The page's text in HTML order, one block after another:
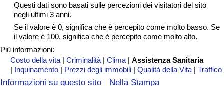
Questi dati sono basati sulle percezioni dei visitatori del sito
negli ultimi 3 anni.
Se il valore è 0, significa che è percepito come molto basso. Se
il valore è 100, significa che è percepito come molto alto.
Più informazioni:
Costo della vita |Criminalità |Clima |Assistenza Sanitaria
| Inquinamento | Prezzi degli immobili |Qualità della Vita |Traffico
Informazioni su questo sito Nella Stampa
Indice dell’Inquinamento (Corrente)
Indice di inquinamento
Indice dell’Inquinamento per Nazione